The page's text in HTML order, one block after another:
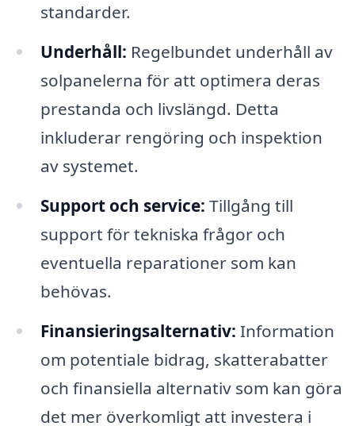
standarder.
Underhåll: Regelbundet underhåll av
solpanelerna för att optimera deras
prestanda och livslängd. Detta
inkluderar rengöring och inspektion
av systemet.
Support och service: Tillgång till
support för tekniska frågor och
eventuella reparationer som kan
behövas.
Finansieringsalternativ: Information
om potentiale bidrag, skatterabatter
och finansiella alternativ som kan göra
det mer överkomligt att investera i